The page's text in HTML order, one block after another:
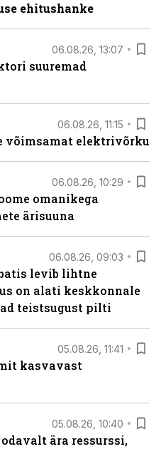
ehitushanke
06.08.26, 13:07
suuremad
06.08.26, 11:15
võimsamat elektrivõrku
06.08.26, 10:29
omanikega
ärisuuna
06.08.26, 09:03
levib lihtne
on alati keskkonnale
teistsugust pilti
05.08.26, 11:41
kasvavast
05.08.26, 10:40
ära ressurssi,